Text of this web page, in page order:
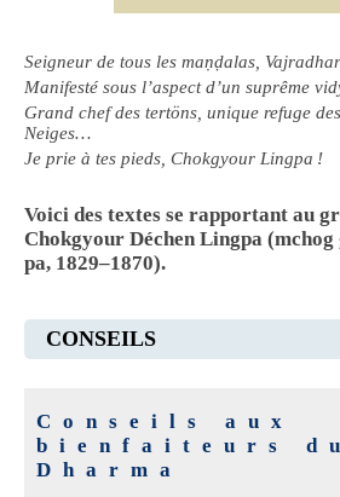
Seigneur de tous les maṇḍalas,
Manifesté sous l’aspect d’un suprême
Grand chef des tertöns, unique refuge
Neiges…
Je prie à tes pieds, Chokgyour Lingpa !
Voici des textes se rapportant au
Chokgyour Déchen Lingpa
pa, 1829–1870).
CONSEILS
Conseils aux
bienfaiteurs du
Dharma